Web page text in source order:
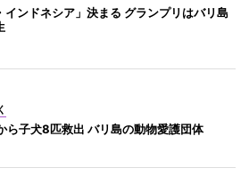
インドネシア」決まる グランプリはバリ島
ら子犬8匹救出 バリ島の動物愛護団体